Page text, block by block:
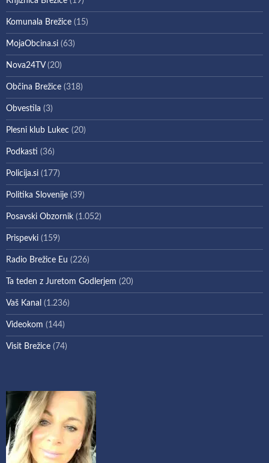
Komunala Brežice (15)
MojaObcina.si (63)
Nova24TV(20)
Občina Brežice (318)
Obvestila (3)
Plesni klub Lukec (20)
Podkasti (36)
Policija.si (177)
Politika Slovenije (39)
Posavski Obzornik (1.052)
Prispevki (159)
Radio Brežice Eu (226)
Ta teden z Juretom Godlerjem (20)
Vaš Kanal (1.236)
Videokom (144)
Visit Brežice (74)